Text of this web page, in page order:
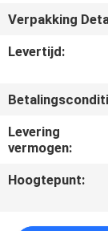
ONS
NIEUWS
VERZOEK
OM
Verpakking
Levertijd:
Levering
vermogen:
Hoogtepunt: